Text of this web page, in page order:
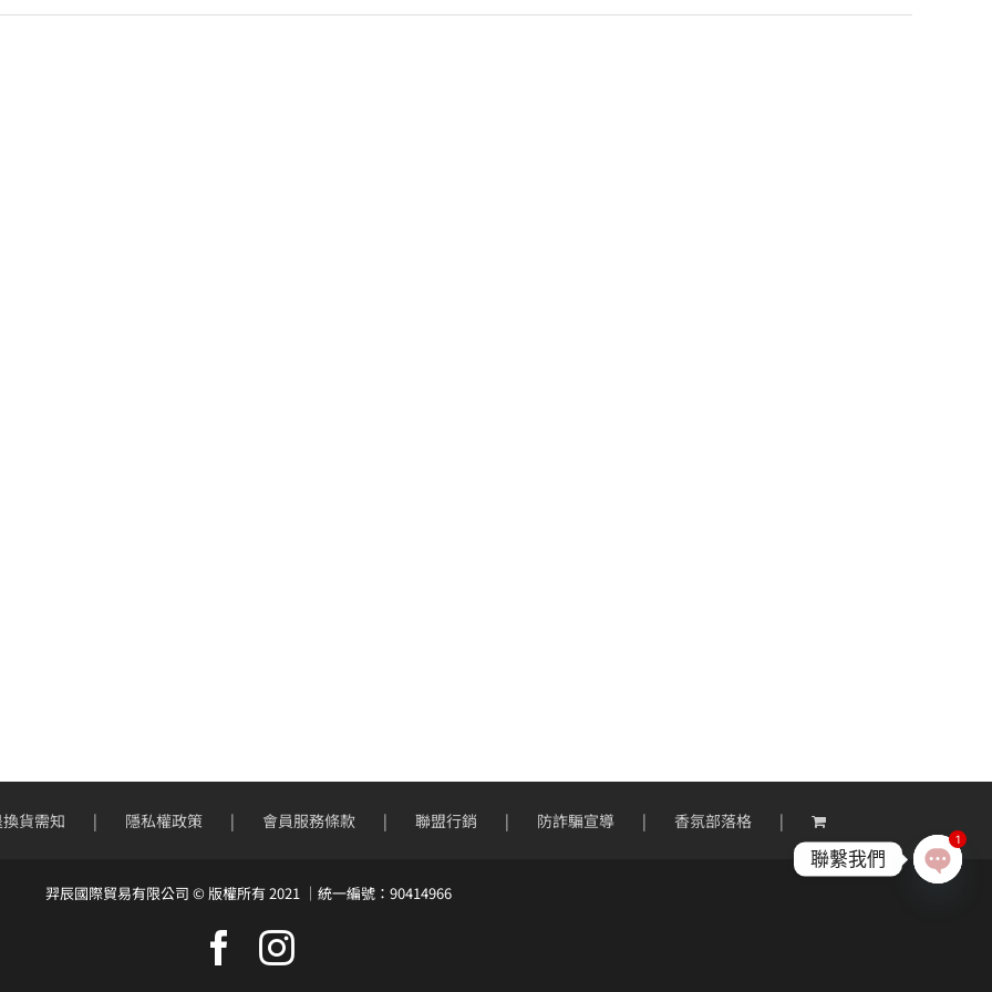
貨需知 隱私權政策 會員服務條款 聯盟行銷 防詐騙宣導 香氛部落格
羿辰國際貿易有限公司 © 版權所有 2021 ｜統一編號：90414966
Facebook
Instagram
聯繫我們
1